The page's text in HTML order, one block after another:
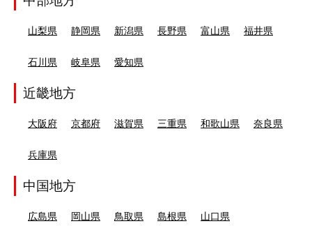
山梨県 静岡県 新潟県 長野県 富山県 福井県
石川県 岐阜県 愛知県
近畿地方
大阪府 京都府 滋賀県 三重県 和歌山県 奈良県
兵庫県
中国地方
広島県 岡山県 鳥取県 島根県 山口県